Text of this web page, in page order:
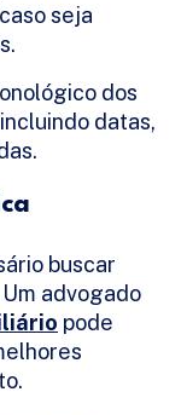
seja
dos
datas,
buscar
advogado
pode